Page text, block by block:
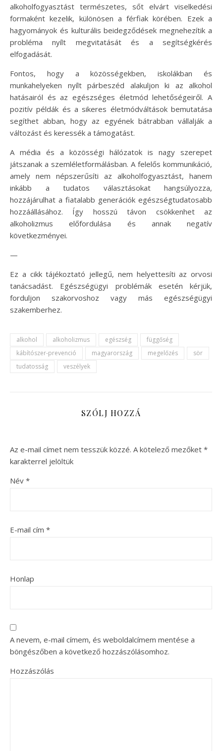
alkoholfogyasztást természetes, sőt elvárt viselkedési
formaként kezelik, különösen a férfiak körében. Ezek a
hagyományok és kulturális beidegződések megnehezítik a
probléma nyílt megvitatását és a segítségkérés
elfogadását.
Fontos, hogy a közösségekben, iskolákban és
munkahelyeken nyílt párbeszéd alakuljon ki az alkohol
hatásairól és az egészséges életmód lehetőségeiről. A
pozitív példák és a sikeres életmódváltások bemutatása
segíthet abban, hogy az egyének bátrabban vállalják a
változást és keressék a támogatást.
A média és a közösségi hálózatok is nagy szerepet
játszanak a szemléletformálásban. A felelős kommunikáció,
amely nem népszerűsíti az alkoholfogyasztást, hanem
inkább a tudatos választásokat hangsúlyozza,
hozzájárulhat a fiatalabb generációk egészségtudatosabb
hozzáállásához. Így hosszú távon csökkenhet az
alkoholizmus előfordulása és annak negatív
következményei.
—
Ez a cikk tájékoztató jellegű, nem helyettesíti az orvosi
tanácsadást. Egészségügyi problémák esetén kérjük,
forduljon szakorvoshoz vagy más egészségügyi
szakemberhez.
alkohol alkoholizmus egészség
függőség
kábítószer-prevenció
magyarország megelőzés
sör
tudatosság
veszélyek
SZÓLJ HOZZÁ
Az e-mail címet nem tesszük közzé. A kötelező mezőket *
karakterrel jelöltük
Név *
E-mail cím *
Honlap
A nevem, e-mail címem, és weboldalcímem mentése a
böngészőben a következő hozzászólásomhoz.
Hozzászólás